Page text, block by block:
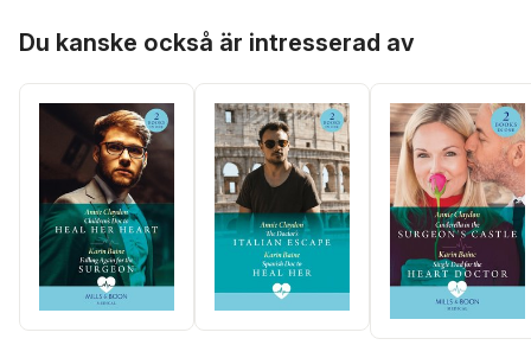
Du kanske också är intresserad av